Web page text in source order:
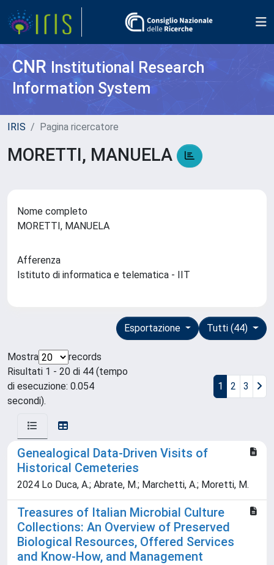
CNR Institutional Research
Information System
IRIS Pagina ricercatore
MORETTI, MANUELA
Nome completo
MORETTI, MANUELA
Afferenza
Istituto di informatica e telematica - IIT
Tutti (44)
Esportazione
Mostra
records
Risultati 1 - 20 di 44 (tempo
di esecuzione: 0.054
secondi).
1 2 3
Genealogical Data-Driven Visits of
Historical Cemeteries
2024 Lo Duca, A.; Abrate, M.; Marchetti, A.; Moretti, M.
Treasures of Italian Microbial Culture
Collections: An Overview of Preserved
Biological Resources, Offered Services
and Know-How, and Management